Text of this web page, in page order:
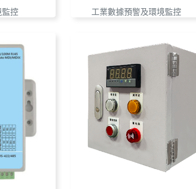
監控
工業數據預警及環境監控